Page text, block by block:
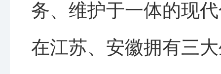
务、维护于一体的现
在江苏、安徽拥有三